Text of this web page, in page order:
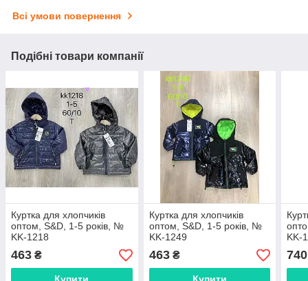
Всі умови повернення
Подібні товари компанії
Куртка для хлопчиків
оптом, S&D, 1-5 років, №
KK-1218
463 ₴
Куртка для хлопчиків
оптом, S&D, 1-5 років, №
KK-1249
463₴
KK-
740